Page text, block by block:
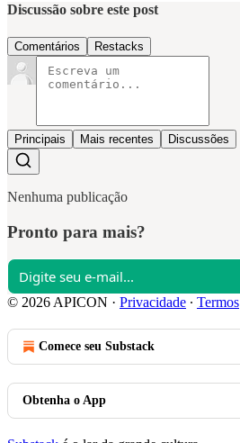
Discussão sobre este post
Comentários Restacks
Principais Mais recentes Discussões
Nenhuma publicação
Pronto para mais?
© 2026 APICON · Privacidade ∙ Termos
Comece seu Substack
Obtenha o App